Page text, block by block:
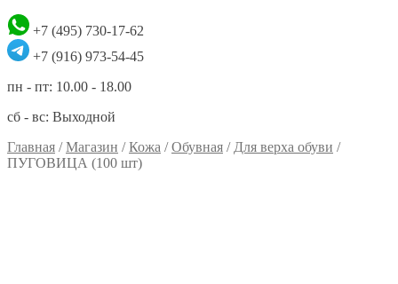
+7 (495) 730-17-62
+7 (916) 973-54-45
пн - пт: 10.00 - 18.00
сб - вс: Выходной
Главная /Магазин /Кожа /Обувная / Для верха обуви /
ПУГОВИЦА (100 шт)